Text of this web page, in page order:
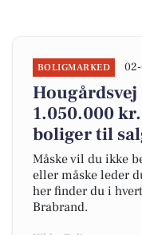
BOLIGMARKED
1.050.000
boliger til
Måske vil du ikke
eller måske leder
her finder du i
Brabrand.